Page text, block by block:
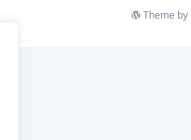
Theme by